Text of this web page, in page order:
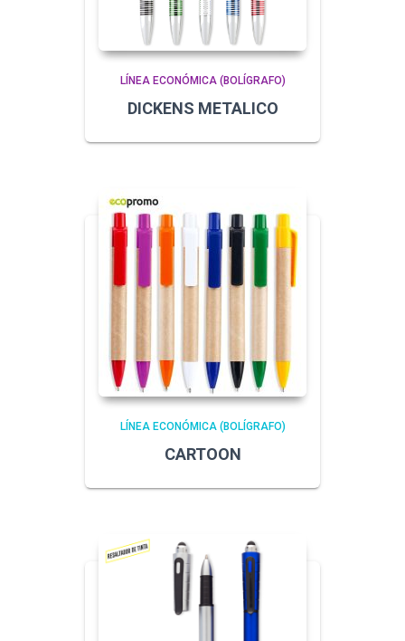
LÍNEA ECONÓMICA (BOLÍGRAFO)
DICKENS METALICO
LÍNEA ECONÓMICA (BOLÍGRAFO)
CARTOON